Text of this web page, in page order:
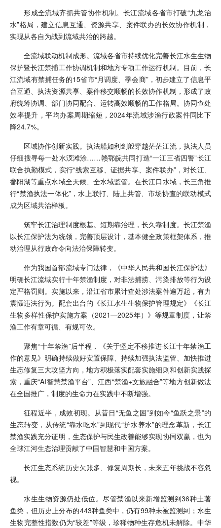
形成全流域齐抓共管协作机制。长江流域各省市打破“九龙治
水”格局，建立信息互通、资源共享、案件联办的长效协作机制，
实现从各自为战到流域共治的跨越。
全流域联动机制成形。流域各省市持续优化完善长江水生生物
保护暨长江禁捕工作协调机制和地方专项工作运行机制。目前，长
江流域有禁捕任务的15省市“月调度、季会商”，初步建立了信息平
台互通、执法资源共享、案件移交顺畅的长效协作机制，形成了政
府统筹协调、部门协同配合、运转高效顺畅的工作格局。协同查处
效率提升，平均办案周期缩短，2024年流域涉渔行政案件同比下
降24.7%。
区域协作创新实践。执法船如利剑般穿越茫茫江流，执法人员
仔细搜寻每一处水汊滩涂……赣鄂皖共同打造“一江三省四警”长江
联合执勤模式，实行“线索互移、证据共享、案件联办”，对长江、
鄱阳湖等重点水域全天候、全水域监管。在长江口水域，长三角推
行“禁渔执法一体化”，水上联打、陆上共管、市场协查的联动模式
成为区域共治样板。
筑牢长江治理制度根基。短期靠治理，长久靠制度。长江禁渔
以长江保护法为统领，完善顶层设计，基本健全政策框架体系，推
动治理从行政命令向法治保障转变。
作为我国首部流域专门法律，《中华人民共和国长江保护法》
明确长江流域实行十年禁渔制度，对非法捕捞、污染排放等行为设
定严格罚则。实施以来，沿江省市累计查处涉法案件逾万起，有力
震慑违法行为。配套出台的《长江水生生物保护管理规定》《长江
生物多样性保护实施方案（2021—2025年）》等规章制度，让禁
渔工作有章可循、有规可依。
聚焦“十年禁渔”后半程，《关于坚定不移推进长江十年禁渔工
作的意见》明确持续做好安置保障、持续加强执法监管、加快推进
生态修复三大攻坚方向，地方积极落实配套实施细则和创新实践探
索，重庆“AI智慧禁渔平台”、江西“禁渔+文旅融合”等地方创新做法
在全国推广，制度的生命力在实践中不断增强。
征程近半，成效初现。从昔日“无鱼之困”到如今“鱼跃之景”的
生态转变，从传统“靠水吃水”到现代“护水养水”的理念革新，长江
禁渔实践充分证明，生态保护与民生改善能够实现协同双赢，也为
全球江河生态治理贡献了中国智慧和中国方案。
长江生态系统历史欠账多、修复周期长，未来五年挑战不容忽
视。
水生生物资源仍处低位。尽管禁渔以来新增监测到36种土著
鱼类，但历史上分布的443种鱼类中，仍有99种未被监测到；水生
生物完整性指数仍为“较差”等级，珍稀物种生存危机未解除。中华